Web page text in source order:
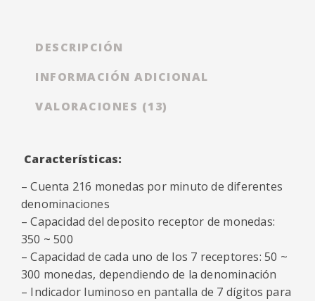
DESCRIPCIÓN
INFORMACIÓN ADICIONAL
VALORACIONES (13)
Características:
– Cuenta 216 monedas por minuto de diferentes
denominaciones
– Capacidad del deposito receptor de monedas:
350 ~ 500
– Capacidad de cada uno de los 7 receptores: 50 ~
300 monedas, dependiendo de la denominación
– Indicador luminoso en pantalla de 7 dígitos para